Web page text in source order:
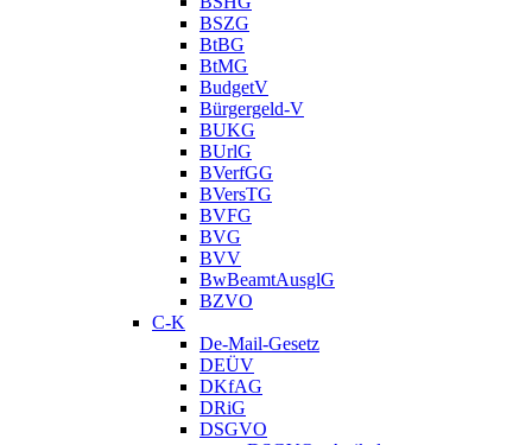
BSZG
BtBG
BtMG
BudgetV
Bürgergeld-V
BUKG
BUrlG
BVerfGG
BVersTG
BVFG
BVG
BVV
BwBeamtAusglG
BZVO
C-K
De-Mail-Gesetz
DEÜV
DKfAG
DRiG
DSGVO